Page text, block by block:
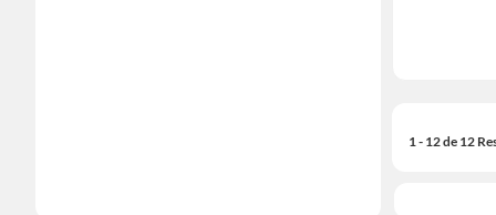
1 - 12 de 12